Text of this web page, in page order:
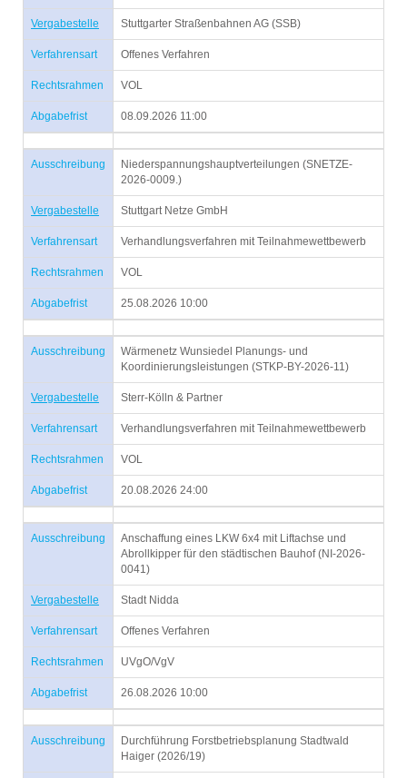
Vergabestelle Stuttgarter Straßenbahnen AG (SSB)
Verfahrensart Offenes Verfahren
Rechtsrahmen VOL
Abgabefrist 08.09.2026 11:00
Ausschreibung
Niederspannungshauptverteilungen (SNETZE-
2026-0009.)
Vergabestelle Stuttgart Netze GmbH
Verfahrensart Verhandlungsverfahren mit Teilnahmewettbewerb
Rechtsrahmen VOL
Abgabefrist 25.08.2026 10:00
Ausschreibung
Wärmenetz Wunsiedel Planungs- und
Koordinierungsleistungen (STKP-BY-2026-11)
Vergabestelle Sterr-Kölln & Partner
Verfahrensart Verhandlungsverfahren mit Teilnahmewettbewerb
Rechtsrahmen VOL
Abgabefrist 20.08.2026 24:00
Ausschreibung
Anschaffung eines LKW 6x4 mit Liftachse und
Abrollkipper für den städtischen Bauhof (NI-2026-
0041)
Vergabestelle Stadt Nidda
Verfahrensart Offenes Verfahren
Rechtsrahmen UVgO/VgV
Abgabefrist 26.08.2026 10:00
Ausschreibung
Durchführung Forstbetriebsplanung Stadtwald
Haiger (2026/19)